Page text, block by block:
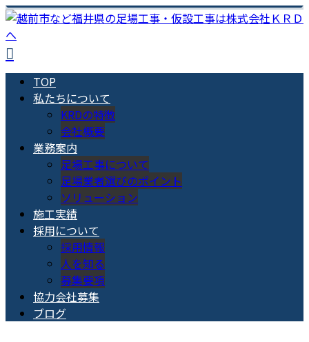
TOP
私たちについて
KRDの特徴
会社概要
業務案内
足場工事について
足場業者選びのポイント
ソリューション
施工実績
採用について
採用情報
人を知る
募集要項
協力会社募集
ブログ